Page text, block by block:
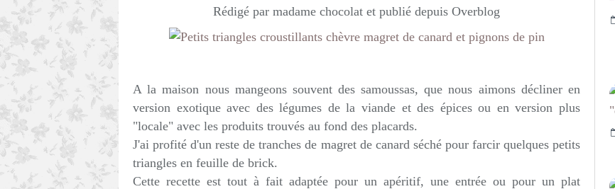
Rédigé par madame chocolat et publié depuis Overblog
A la maison nous mangeons souvent des samoussas, que nous aimons décliner en
version exotique avec des légumes de la viande et des épices ou en version plus
"locale" avec les produits trouvés au fond des placards.
J'ai profité d'un reste de tranches de magret de canard séché pour farcir quelques petits
triangles en feuille de brick.
Cette recette est tout à fait adaptée pour un apéritif, une entrée ou pour un plat